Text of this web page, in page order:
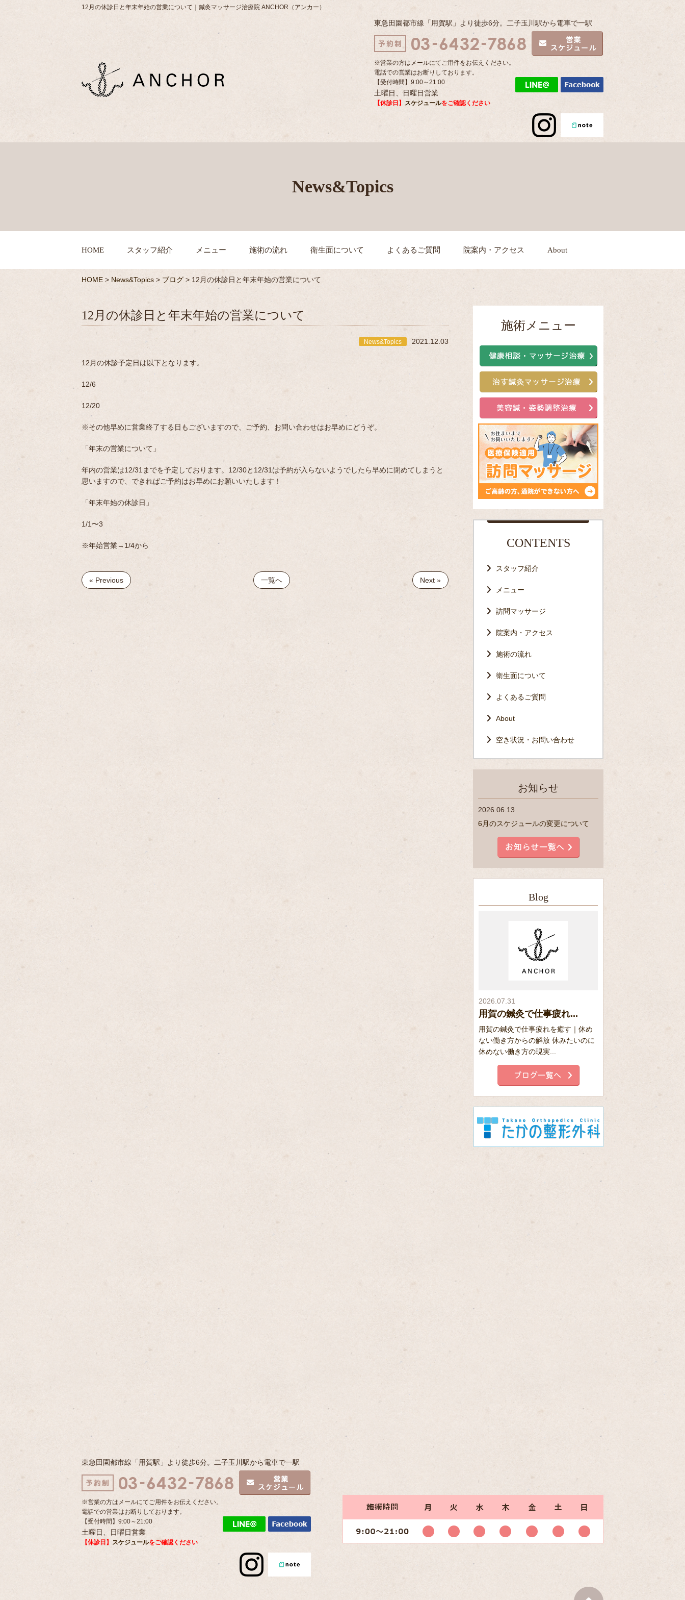
12月の休診日と年末年始の営業について｜鍼灸マッサージ治療院 ANCHOR（アンカー）
東急田園都市線「用賀駅」より徒歩6分。二子玉川駅から電車で一駅
※営業の方はメールにてご用件をお伝えください。
電話での営業はお断りしております。
【受付時間】9:00～21:00
土曜日、日曜日営業
【休診日】 スケジュールをご確認ください
News&Topics
HOME スタッフ紹介 メニュー 施術の流れ 衛生面について よくあるご質問 院案内・アクセス About
HOME > News&Topics > ブログ > 12月の休診日と年末年始の営業について
12月の休診日と年末年始の営業について
News&Topics 2021.12.03
12月の休診予定日は以下となります。
12/6
12/20
※その他早めに営業終了する日もございますので、ご予約、お問い合わせはお早めにどうぞ。
「年末の営業について」
年内の営業は12/31までを予定しております。12/30と12/31は予約が入らないようでしたら早めに閉めてしまうと
思いますので、できればご予約はお早めにお願いいたします！
「年末年始の休診日」
1/1〜3
※年始営業→1/4から
« Previous 一覧へ Next »
施術メニュー
CONTENTS
スタッフ紹介
メニュー
訪問マッサージ
院案内・アクセス
施術の流れ
衛生面について
よくあるご質問
About
空き状況・お問い合わせ
お知らせ
2026.06.13
6月のスケジュールの変更について
Blog
2026.07.31
用賀の鍼灸で仕事疲れ...
用賀の鍼灸で仕事疲れを癒す｜休め
ない働き方からの解放 休みたいのに
休めない働き方の現実...
東急田園都市線「用賀駅」より徒歩6分。二子玉川駅から電車で一駅
※営業の方はメールにてご用件をお伝えください。
電話での営業はお断りしております。
【受付時間】9:00～21:00
土曜日、日曜日営業
【休診日】 スケジュールをご確認ください